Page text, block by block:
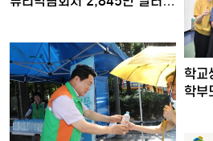
학교
학